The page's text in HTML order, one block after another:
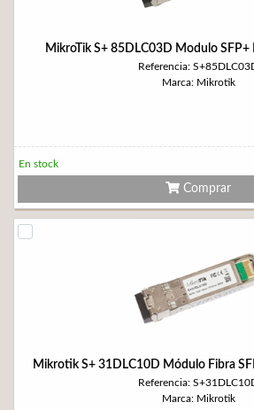
MikroTik S+ 85DLC03D Modulo
Referencia:
Marca: Mikrotik
En stock
Comprar
Mikrotik S+ 31DLC10D Módulo Fibra
Referencia:
Marca: Mikrotik